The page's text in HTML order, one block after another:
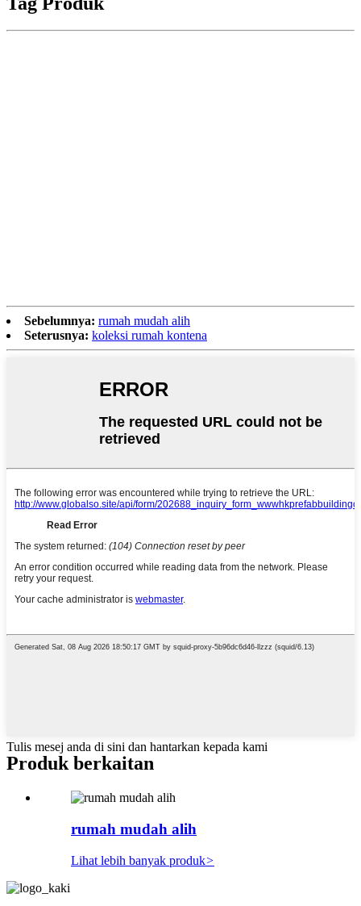
Sebelumnya: rumah mudah alih
Seterusnya: koleksi rumah kontena
Tulis mesej anda di sini dan hantarkan kepada kami
Produk berkaitan
rumah mudah alih
Lihat lebih banyak produk>